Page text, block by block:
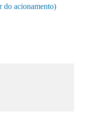
do acionamento)